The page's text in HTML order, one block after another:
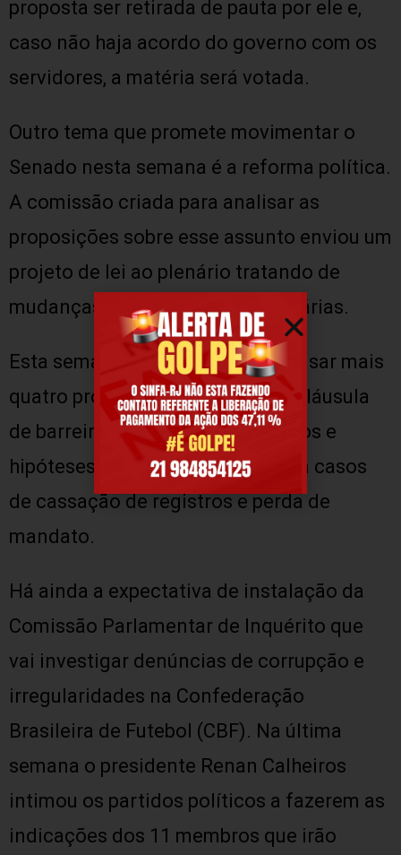
proposta ser retirada de pauta por ele e,
caso não haja acordo do governo com os
servidores, a matéria será votada.
Outro tema que promete movimentar o
Senado nesta semana é a reforma política.
A comissão criada para analisar as
proposições sobre esse assunto enviou um
projeto de lei ao plenário tratando de
mudanças nas coligações partidárias.
Esta semana a comissão vai analisar mais
quatro propostas que tratam de cláusula
de barreira para partidos pequenos e
hipóteses para novas eleições em casos
de cassação de registros e perda de
mandato.
Há ainda a expectativa de instalação da
Comissão Parlamentar de Inquérito que
vai investigar denúncias de corrupção e
irregularidades na Confederação
Brasileira de Futebol (CBF). Na última
semana o presidente Renan Calheiros
intimou os partidos políticos a fazerem as
indicações dos 11 membros que irão